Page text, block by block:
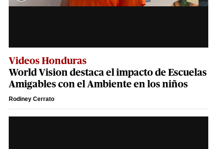
Videos Honduras
World Vision destaca el impacto de Escuelas
Amigables con el Ambiente en los niños
Rodiney Cerrato